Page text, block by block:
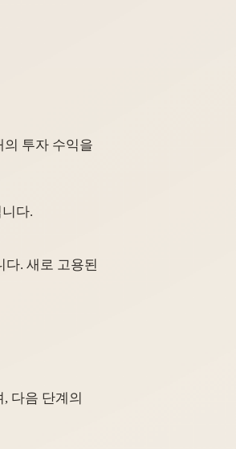
의 투자 수익을
다.
다. 새로 고용된
다음 단계의